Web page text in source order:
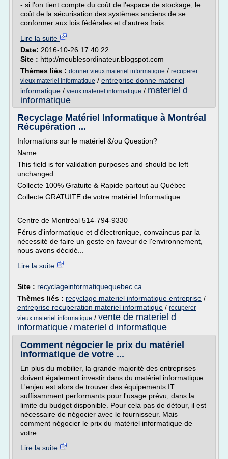
- si l'on tient compte du coût de l'espace de stockage, le
coût de la sécurisation des systèmes anciens de se
conformer aux lois fédérales et d'autres frais...
Lire la suite
Date: 2016-10-26 17:40:22
Site : http://meublesordinateur.blogspot.com
Thèmes liés : donner vieux materiel informatique / recuperer
vieux materiel informatique / entreprise donne materiel
informatique / vieux materiel informatique / materiel d
informatique
Recyclage Matériel Informatique à Montréal
Récupération ...
Informations sur le matériel &/ou Question?
Name
This field is for validation purposes and should be left
unchanged.
Collecte 100% Gratuite & Rapide partout au Québec
Collecte GRATUITE de votre matériel Informatique
Centre de Montréal 514-794-9330
Férus d'informatique et d'électronique, convaincus par la
nécessité de faire un geste en faveur de l'environnement,
nous avons décidé...
Lire la suite
Site : recyclageinformatiquequebec.ca
Thèmes liés : recyclage materiel informatique entreprise /
entreprise recuperation materiel informatique / recuperer
vieux materiel informatique / vente de materiel d
informatique / materiel d informatique
Comment négocier le prix du matériel
informatique de votre ...
En plus du mobilier, la grande majorité des entreprises
doivent également investir dans du matériel informatique.
L'enjeu est alors de trouver des équipements IT
suffisamment performants pour l'usage prévu, dans la
limite du budget disponible. Pour cela pas de détour, il est
nécessaire de négocier avec le fournisseur. Mais
comment négocier le prix du matériel informatique de
votre...
Lire la suite